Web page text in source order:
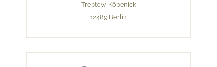
Treptow-Köpenick
12489 Berlin